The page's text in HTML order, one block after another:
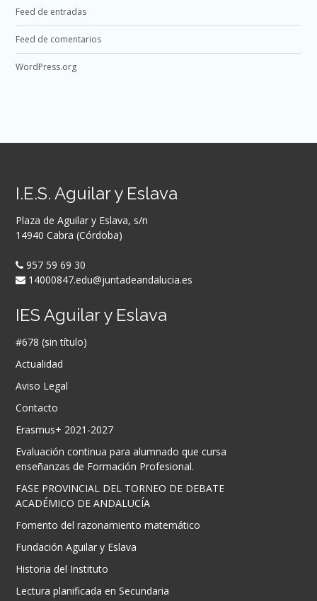
Feed de entradas
Feed de comentarios
WordPress.org
I.E.S. Aguilar y Eslava
Plaza de Aguilar y Eslava, s/n
14940 Cabra (Córdoba)
957 59 69 30
14000847.edu@juntadeandalucia.es
IES Aguilar y Eslava
#678 (sin título)
Actualidad
Aviso Legal
Contacto
Erasmus+ 2021-2027
Evaluación continua para alumnado que cursa
enseñanzas de Formación Profesional.
FASE PROVINCIAL DEL TORNEO DE DEBATE
ACADÉMICO DE ANDALUCÍA
Fomento del razonamiento matemático
Fundación Aguilar y Eslava
Historia del Instituto
Lectura planificada en Secundaria